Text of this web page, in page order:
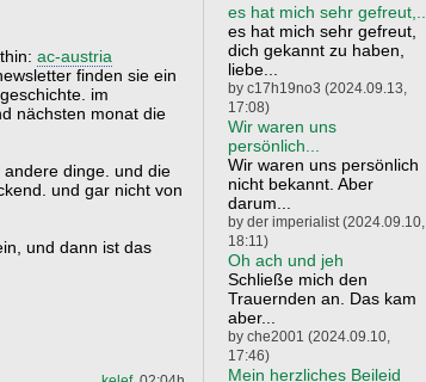
ac-austria
finden sie ein
im
nächsten monat die
dinge. und die
und gar nicht von
und dann ist das
es hat mich sehr
es hat mich sehr gefreut,
dich gekannt zu haben,
liebe...
by c17h19no3 (2024.09.13,
17:08)
Wir waren uns
persönlich...
Wir waren uns persönlich
nicht bekannt. Aber
darum...
by der imperialist (2024.09.10,
18:11)
Oh ach und jeh
Schließe mich den
Trauernden an. Das kam
aber...
by che2001 (2024.09.10,
17:46)
Mein herzliches Beileid